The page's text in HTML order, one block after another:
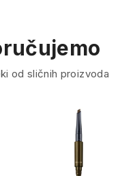
od sličnih proizvoda